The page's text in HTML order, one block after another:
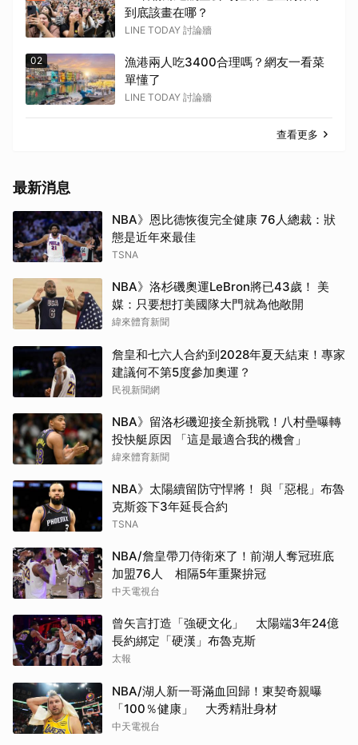
到底該畫在哪？
LINE TODAY 討論牆
02
漁港兩人吃3400合理嗎？網友一看菜
單懂了
LINE TODAY 討論牆
查看更多
最新消息
NBA》恩比德恢復完全健康 76人總裁：狀
態是近年來最佳
TSNA
NBA》洛杉磯奧運LeBron將已43歲！ 美
媒：只要想打美國隊大門就為他敞開
緯來體育新聞
詹皇和七六人合約到2028年夏天結束！專家
建議何不第5度參加奧運？
民視新聞網
NBA》留洛杉磯迎接全新挑戰！八村壘曝轉
投快艇原因 「這是最適合我的機會」
緯來體育新聞
NBA》太陽續留防守悍將！ 與「惡棍」布魯
克斯簽下3年延長合約
TSNA
NBA/詹皇帶刀侍衛來了！前湖人奪冠班底
加盟76人 相隔5年重聚拚冠
中天電視台
曾矢言打造「強硬文化」 太陽端3年24億
長約綁定「硬漢」布魯克斯
太報
NBA/湖人新一哥滿血回歸！東契奇親曝
「100％健康」 大秀精壯身材
中天電視台